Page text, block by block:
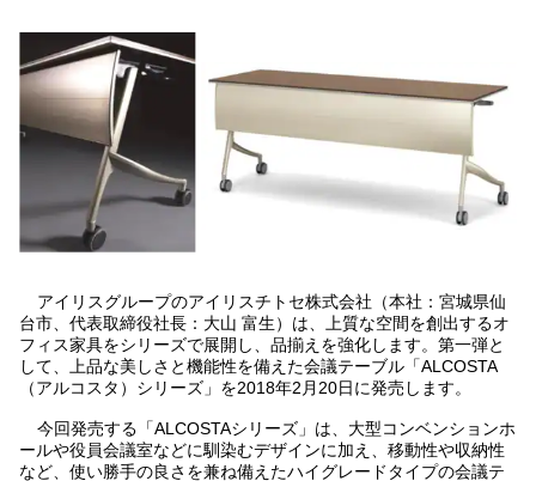
アイリスグループのアイリスチトセ株式会社（本社：宮城県仙
台市、代表取締役社長：大山 富生）は、上質な空間を創出するオ
フィス家具をシリーズで展開し、品揃えを強化します。第一弾と
して、上品な美しさと機能性を備えた会議テーブル「ALCOSTA
（アルコスタ）シリーズ」を2018年2月20日に発売します。
今回発売する「ALCOSTAシリーズ」は、大型コンベンションホ
ールや役員会議室などに馴染むデザインに加え、移動性や収納性
など、使い勝手の良さを兼ね備えたハイグレードタイプの会議テ